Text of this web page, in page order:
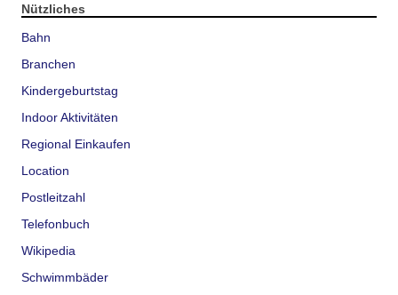
Nützliches
Bahn
Branchen
Kindergeburtstag
Indoor Aktivitäten
Regional Einkaufen
Location
Postleitzahl
Telefonbuch
Wikipedia
Schwimmbäder